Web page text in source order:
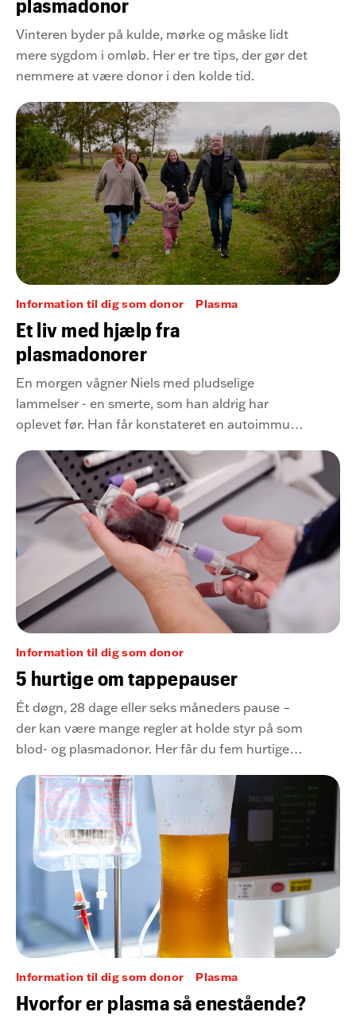
Vinteren byder på kulde, mørke og måske lidt
mere sygdom i omløb. Her er tre tips, der gør det
nemmere at være donor i den kolde tid.
Information til dig som donor Plasma
Et liv med hjælp fra
plasmadonorer
En morgen vågner Niels med pludselige
lammelser - en smerte, som han aldrig har
oplevet før. Han får konstateret en autoimmun
behandlinger med medicin fremstillet af plasma
fra ca. 48 donorer.
Information til dig som donor
5 hurtige om tappepauser
Ét døgn, 28 dage eller seks måneders pause –
der kan være mange regler at holde styr på som
blod- og plasmadonor. Her får du fem hurtige
Information til dig som donor Plasma
Hvorfor er plasma så enestående?